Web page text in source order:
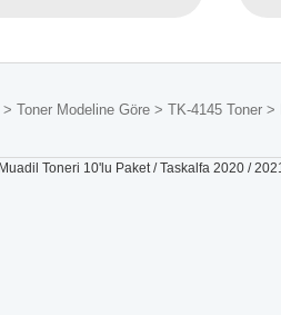
Toner Modeline Göre TK-4145 Toner